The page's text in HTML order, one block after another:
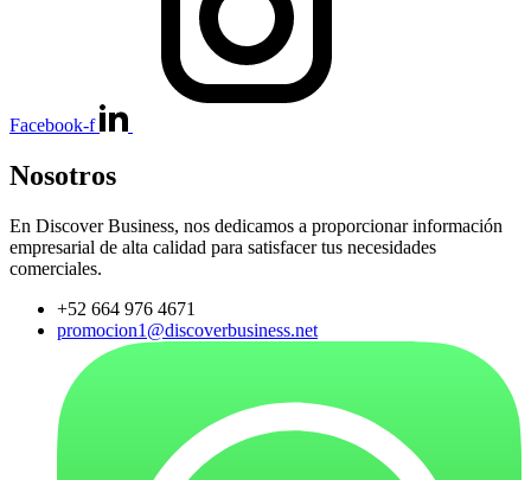
Facebook-f
Nosotros
En Discover Business, nos dedicamos a proporcionar información
empresarial de alta calidad para satisfacer tus necesidades
comerciales.
+52 664 976 4671
promocion1@discoverbusiness.net